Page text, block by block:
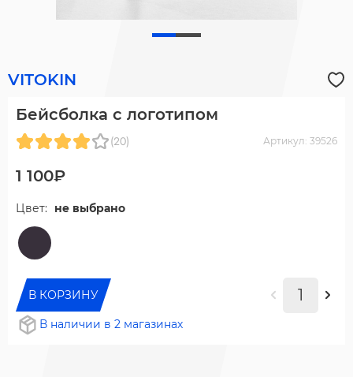
VITOKIN
Бейсболка с логотипом
(20) Артикул: 39526
1 100₽
Цвет: не выбрано
В КОРЗИНУ
В наличии в 2 магазинах